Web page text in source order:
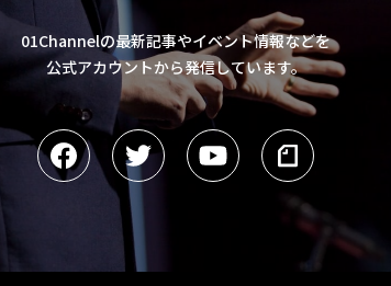
01Channelの最新記事やイベント情報などを
公式アカウントから発信しています。